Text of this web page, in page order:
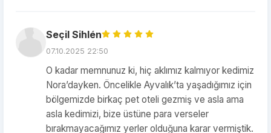
Seçil Sihlén
07.10.2025 22:50
O kadar memnunuz ki, hiç aklımız kalmıyor kedimiz
Nora’dayken. Öncelikle Ayvalık’ta yaşadığımız için
bölgemizde birkaç pet oteli gezmiş ve asla ama
asla kedimizi, bize üstüne para verseler
bırakmayacağımız yerler olduğuna karar vermiştik.